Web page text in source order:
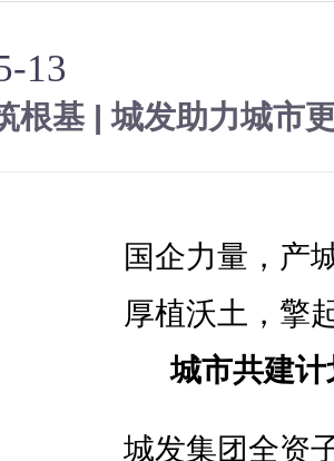
13
根基 | 城发助力城市
国企力量，产
厚植沃土，擎
城市共建计
城发集团全资